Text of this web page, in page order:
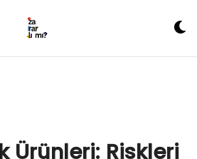
Ürünleri: Riskleri